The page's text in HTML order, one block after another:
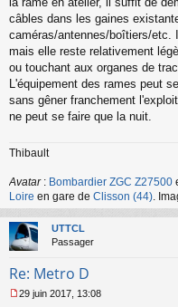
s
g
e
n
o
n
u
câbles dans les gaines
caméras/antennes/boîtiers/etc.
mais elle reste relativement
ou touchant aux organes de
L'équipement des rames peut
sans gêner franchement
ne peut se faire que la nuit.
Thibault
Avatar : Bombardier ZGC Z27500
Loire en gare de Clisson (44) .
UTTCL
Passager
Re: Metro D
29 juin 2017, 13:08